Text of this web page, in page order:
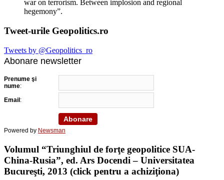
war on terrorism. Between implosion and regional
hegemony”.
Tweet-urile Geopolitics.ro
Tweets by @Geopolitics_ro
Abonare newsletter
Prenume şi
nume:
Email:
Powered by Newsman
Volumul “Triunghiul de forţe geopolitice SUA-
China-Rusia”, ed. Ars Docendi – Universitatea
Bucureşti, 2013 (click pentru a achiziţiona)